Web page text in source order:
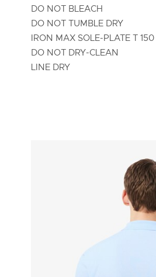
DO NOT BLEACH
DO NOT TUMBLE DRY
IRON MAX SOLE-PLATE T 150
DO NOT DRY-CLEAN
LINE DRY